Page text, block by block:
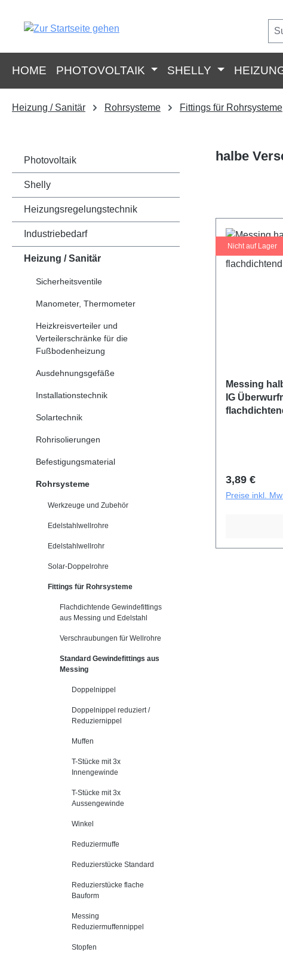
HOME PHOTOVOLTAIK SHELLY
Heizung / Sanitär Rohrsysteme Fittings für Rohrsysteme
Photovoltaik
Shelly
Heizungsregelungstechnik
Industriebedarf
Heizung / Sanitär
Sicherheitsventile
Manometer, Thermometer
Heizkreisverteiler und
Verteilerschränke für die
Fußbodenheizung
Ausdehnungsgefäße
Installationstechnik
Solartechnik
Rohrisolierungen
Befestigungsmaterial
Rohrsysteme
Werkzeuge und Zubehör
Edelstahlwellrohre
Edelstahlwellrohr
Solar-Doppelrohre
Fittings für Rohrsysteme
Flachdichtende Gewindefittings
aus Messing und Edelstahl
Verschraubungen für Wellrohre
Standard Gewindefittings aus
Messing
Doppelnippel
Doppelnippel reduziert /
Reduziernippel
Muffen
T-Stücke mit 3x
Innengewinde
T-Stücke mit 3x
Aussengewinde
Winkel
Reduziermuffe
Reduzierstücke Standard
Reduzierstücke flache
Bauform
Messing
Reduziermuffennippel
Stopfen
halbe
Nicht auf Lager
Messing
IG
Regulärer
3,89 €
Preise inkl.